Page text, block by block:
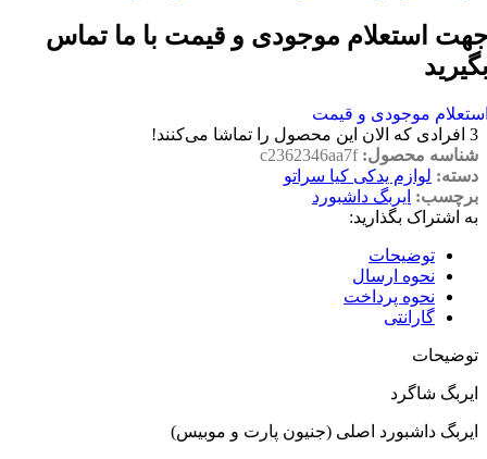
استعلام موجودی و قیمت با ما تماس
موجودی و قیمت
3 افرادی که الان این محصول را تماشا می‌کنند!
شناسه محصول:c2362346aa7f
دسته: لوازم یدکی کیا سراتو
برچسب: ایربگ داشبورد
به اشتراک بگذارید:
توضیحات
نحوه ارسال
نحوه پرداخت
گارانتی
توضیحات
ایربگ شاگرد
ایربگ داشبورد اصلی (جنیون پارت و موبیس)